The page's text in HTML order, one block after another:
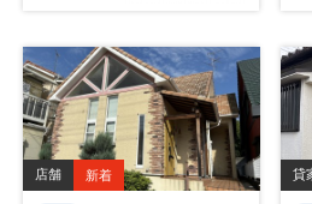
店舗 新着 貸